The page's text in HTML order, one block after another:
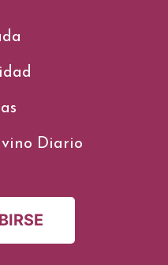
Diario